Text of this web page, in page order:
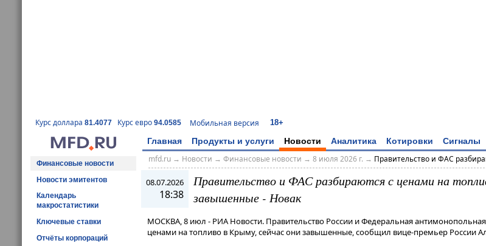
Курс доллара 81.4077 Курс евро 94.0585 Мобильная версия 18+
Главная Продукты и услуги Новости Аналитика Котировки Сигналы
Финансовые новости
Новости эмитентов
Календарь
макростатистики
Ключевые ставки
Отчёты корпораций
mfd.ru→ Новости → Финансовые новости → 8 июля 2026 г. → Правительство и ФАС
08.07.2026
18:38
Правительство и ФАС разбираются с ценами на
завышенные - Новак
МОСКВА, 8 июл - РИА Новости. Правительство России и Федеральная
ценами на топливо в Крыму, сейчас они завышенные, сообщил вице-премьер России